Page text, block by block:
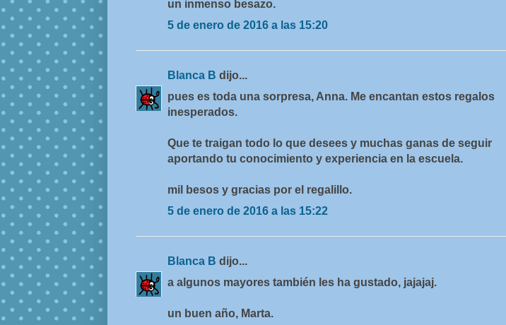
un inmenso besazo.
5 de enero de 2016 a las 15:20
Blanca B dijo...
pues es toda una sorpresa, Anna. Me encantan estos regalos
inesperados.
Que te traigan todo lo que desees y muchas ganas de seguir
aportando tu conocimiento y experiencia en la escuela.
mil besos y gracias por el regalillo.
5 de enero de 2016 a las 15:22
Blanca B dijo...
a algunos mayores también les ha gustado, jajajaj.
un buen año, Marta.